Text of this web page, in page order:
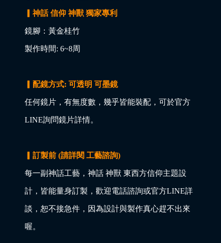
▎神話 信仰 神獸 獨家專利
鏡腳：黃金桂竹
製作時間: 6~8周
▎配鏡方式: 可透明 可墨鏡
任何鏡片，有無度數，幾乎皆能裝配，可於官方
LINE詢問鏡片詳情。
▎訂製前 (請詳閱 工藝諮詢)
每一副神話工藝，神話 神獸 東西方信仰主題設
計，皆能量身訂製，歡迎電話諮詢或官方LINE詳
談，恕不接急件，因為設計與製作真心趕不出來
喔。